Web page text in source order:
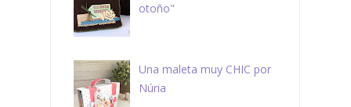
otoño"
Una maleta muy CHIC por
Núria